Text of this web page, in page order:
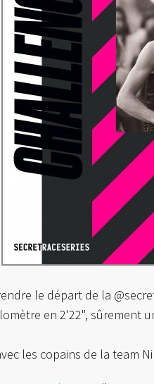
le départ de la
en 2'22", sûrement
les copains de la team